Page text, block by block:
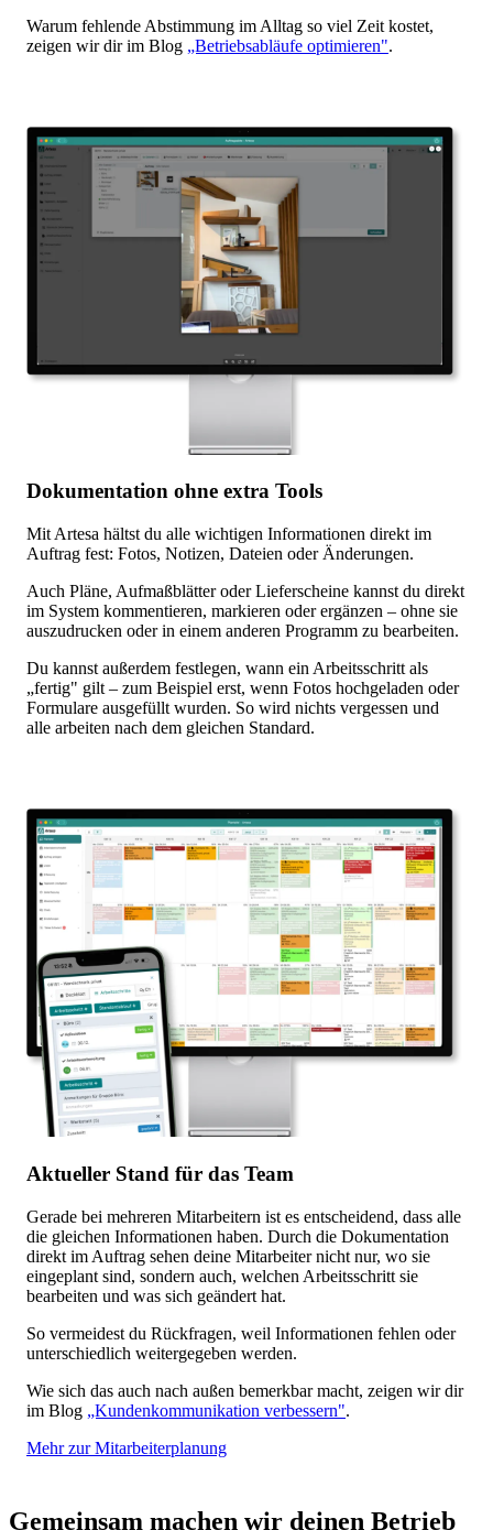
Warum fehlende Abstimmung im Alltag so viel Zeit kostet,
zeigen wir dir im Blog „Betriebsabläufe optimieren".
Dokumentation ohne extra Tools
Mit Artesa hältst du alle wichtigen Informationen direkt im
Auftrag fest: Fotos, Notizen, Dateien oder Änderungen.
Auch Pläne, Aufmaßblätter oder Lieferscheine kannst du direkt
im System kommentieren, markieren oder ergänzen – ohne sie
auszudrucken oder in einem anderen Programm zu bearbeiten.
Du kannst außerdem festlegen, wann ein Arbeitsschritt als
„fertig" gilt – zum Beispiel erst, wenn Fotos hochgeladen oder
Formulare ausgefüllt wurden. So wird nichts vergessen und
alle arbeiten nach dem gleichen Standard.
Aktueller Stand für das Team
Gerade bei mehreren Mitarbeitern ist es entscheidend, dass alle
die gleichen Informationen haben. Durch die Dokumentation
direkt im Auftrag sehen deine Mitarbeiter nicht nur, wo sie
eingeplant sind, sondern auch, welchen Arbeitsschritt sie
bearbeiten und was sich geändert hat.
So vermeidest du Rückfragen, weil Informationen fehlen oder
unterschiedlich weitergegeben werden.
Wie sich das auch nach außen bemerkbar macht, zeigen wir dir
im Blog „Kundenkommunikation verbessern".
Mehr zur Mitarbeiterplanung
Gemeinsam machen wir deinen Betrieb